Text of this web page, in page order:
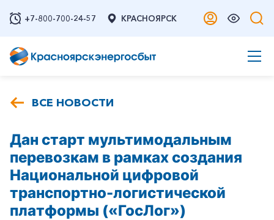
+7-800-700-24-57 КРАСНОЯРСК
ВСЕ НОВОСТИ
Дан старт мультимодальным
перевозкам в рамках создания
Национальной цифровой
транспортно-логистической
платформы («ГосЛог»)